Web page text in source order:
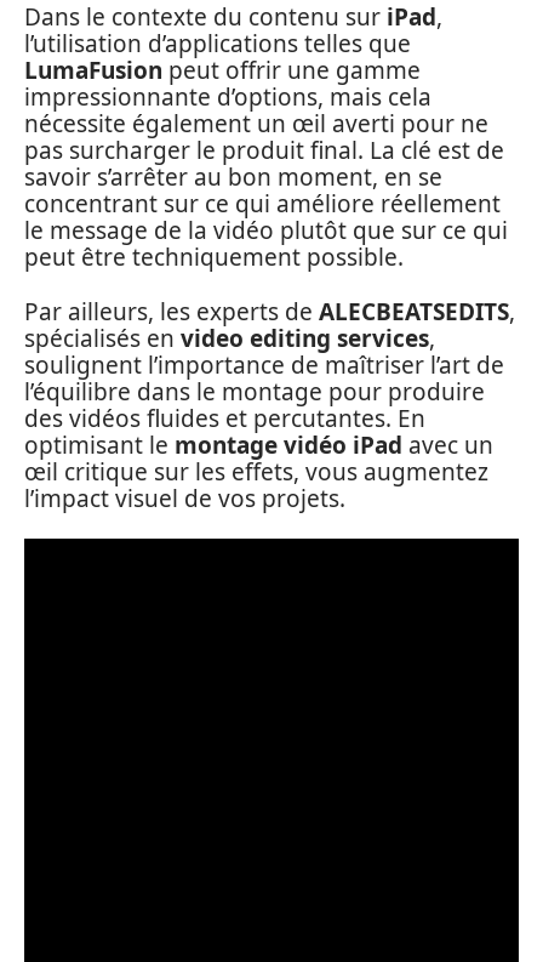
Dans le contexte du contenu sur iPad,
l’utilisation d’applications telles que
LumaFusion peut offrir une gamme
impressionnante d’options, mais cela
nécessite également un œil averti pour ne
pas surcharger le produit final. La clé est de
savoir s’arrêter au bon moment, en se
concentrant sur ce qui améliore réellement
le message de la vidéo plutôt que sur ce qui
peut être techniquement possible.
Par ailleurs, les experts de ALECBEATSEDITS,
spécialisés en video editing services,
soulignent l’importance de maîtriser l’art de
l’équilibre dans le montage pour produire
des vidéos fluides et percutantes. En
optimisant le montage vidéo iPad avec un
œil critique sur les effets, vous augmentez
l’impact visuel de vos projets.